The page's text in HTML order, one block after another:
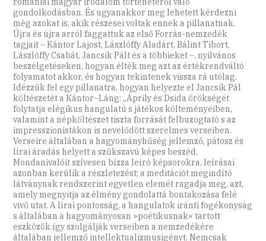
gondolkodásban. És ugyanakkor meg lehetett kérdezni
még azokat is, akik részesei voltak ennek a pillanatnak.
Újra és újra arról faggattuk az első Forrás-nemzedék
tagjait – Kántor Lajost, Lászlóffy Aladárt, Bálint Tibort,
Lászlóffy Csabát, Jancsik Pált és a többieket –, nyilvános
beszélgetéseken, hogyan élték meg azt az értékrendváltó
folyamatot akkor, és hogyan tekintenek vissza rá utólag.
Idézzük fel egy pillanatra, hogyan helyezte el Jancsik Pál
költészetét a Kántor–Láng: „Áprily és Dsida örökségét
folytatja elégikus hangulatú s játékos költeményeiben,
valamint a népköltészet tiszta forrását felbuzogtató s az
impresszionistákon is nevelődött szerelmes verseiben.
Verseire általában a hagyományhűség jellemző, pátosz és
lírai áradás helyett a szűkszavú képes beszéd.
Mondanivalóit szívesen bízza leíró képsorokra, leírásai
azonban kerülik a részletezést; a meditációt megindító
látványnak rendszerint egyetlen elemét ragadja meg, azt,
amely megnyitja az élmény gondolattá bontakozása felé
vivő utat. A lírai pontosság, a hangulatok iránti fogékonyság
s általában a hagyományosan »poétikusnak« tartott
eszközök így szolgálják verseiben a nemzedékére
általában jellemző intellektualizmusigényt. Nemcsak